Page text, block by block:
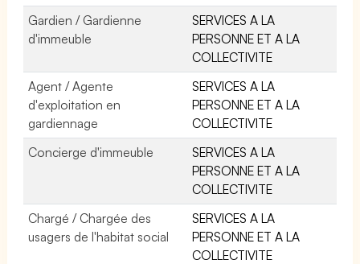
Gardien / Gardienne
d'immeuble
SERVICES A LA
PERSONNE ET A LA
COLLECTIVITE
Agent / Agente
d'exploitation en
gardiennage
SERVICES A LA
PERSONNE ET A LA
COLLECTIVITE
Concierge d'immeuble
SERVICES A LA
PERSONNE ET A LA
COLLECTIVITE
Chargé / Chargée des
usagers de l'habitat social
SERVICES A LA
PERSONNE ET A LA
COLLECTIVITE